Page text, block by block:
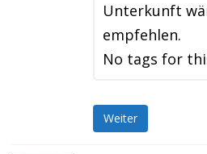
Unterkunft
empfehlen.
No tags for
Weiter